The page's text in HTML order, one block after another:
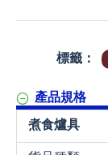
標籤：
產品規格
煮食爐具